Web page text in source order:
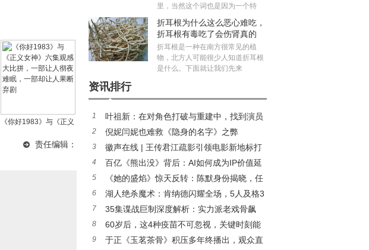
《你好1983》与《正义
拼，一部让人彻夜难
责任编辑：
里，当然这个词也是因为一个特
折耳根为什么这么恶心难吃，
折耳根有毒吃了会伤肾真的
吗？
折耳根是一种在南方很常见的植
物，北方人可能很少人知道折耳根
是什么。下面就让我们先来
资讯排行
1
叶祖新：在对角色打破与重建中，找到演员
的质感丨对话
2 倪妮闫妮也难救《隐身的名字》之弊
3
徽声在线 | 王传君江疏影引领电影新地标打
卡热潮
4
百亿《熊出没》背后：AI如何成为IP价值延
伸的“放大器”?
5
《她的盛焰》惊天反转：陈默身份揭晓，任
静投靠饶雨瓷竟藏十年布局
6
湖人绝杀魔术：肯纳德闪耀全场，5人及格3
人低迷
7
35集谍战巨制深度解析：实力派老戏骨飙
戏，这部剧让人直呼过瘾
8
60岁后，这4种疫苗不可忽视，关键时刻能
救命！
9
于正《玉茗茶骨》积压多年终播出，观众直